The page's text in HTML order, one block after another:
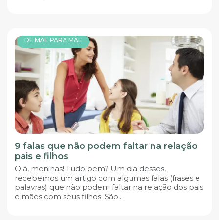
DE MÃE PARA MÃE
9 falas que não podem faltar na relação
pais e filhos
Olá, meninas! Tudo bem? Um dia desses,
recebemos um artigo com algumas falas (frases e
palavras) que não podem faltar na relação dos pais
e mães com seus filhos. São...